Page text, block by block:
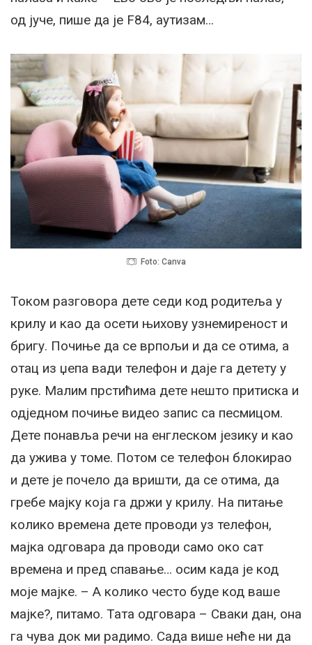
од јуче, пише да је F84, аутизам…
Foto: Canva
Током разговора дете седи код родитеља у
крилу и као да осети њихову узнемиреност и
бригу. Почиње да се врпољи и да се отима, а
отац из џепа вади телефон и даје га детету у
руке. Малим прстићима дете нешто притиска и
одједном почиње видео запис са песмицом.
Дете понавља речи на енглеском језику и као
да ужива у томе. Потом се телефон блокирао
и дете је почело да вришти, да се отима, да
гребе мајку која га држи у крилу. На питање
колико времена дете проводи уз телефон,
мајка одговара да проводи само око сат
времена и пред спавање… осим када је код
моје мајке. – А колико често буде код ваше
мајке?, питамо. Тата одговара – Сваки дан, она
га чува док ми радимо. Сада више неће ни да